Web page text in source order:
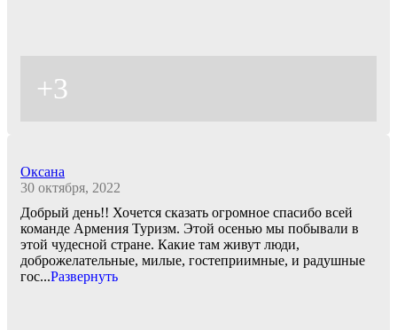
+3
Оксана
30 октября, 2022
Добрый день!! Хочется сказать огромное спасибо всей
команде Армения Туризм. Этой осенью мы побывали в
этой чудесной стране. Какие там живут люди,
доброжелательные, милые, гостеприимные, и радушные
гос...Развернуть